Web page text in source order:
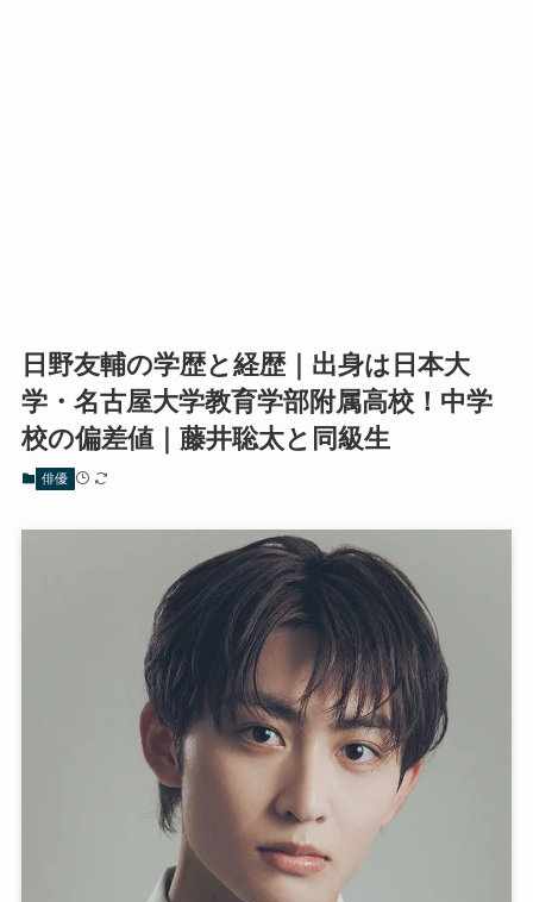
日野友輔の学歴と経歴｜出身は日本大
学・名古屋大学教育学部附属高校！中学
校の偏差値｜藤井聡太と同級生
俳優